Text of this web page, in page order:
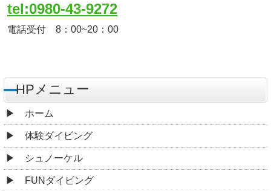
tel:0980-43-9272
電話受付 8：00~20：00
HPメニュー
ホーム
体験ダイビング
シュノーケル
FUNダイビング